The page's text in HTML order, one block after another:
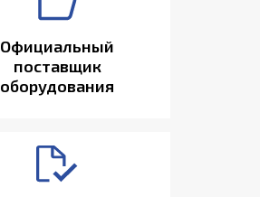
Официальный
поставщик
оборудования